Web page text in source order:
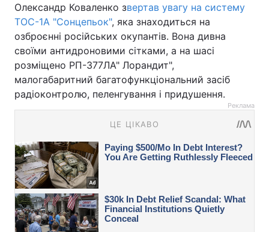
Олександр Коваленко звертав увагу на систему
ТОС-1А "Сонцепьок", яка знаходиться на
озброєнні російських окупантів. Вона дивна
своїми антидроновими сітками, а на шасі
розміщено РП-377ЛА" Лорандит",
малогабаритний багатофункціональний засіб
радіоконтролю, пеленгування і придушення.
Реклама